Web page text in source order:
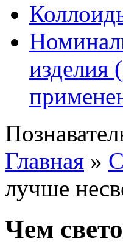
изделия
Главная »
лучше
Чем